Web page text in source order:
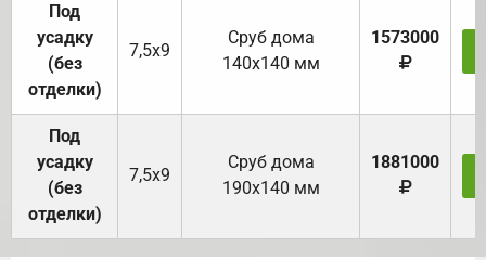
Под
усадку
(без
отделки)
7,5х9
Cруб дома
140х140 мм
1573000
Под
усадку
(без
отделки)
7,5х9
Cруб дома
190х140 мм
1881000